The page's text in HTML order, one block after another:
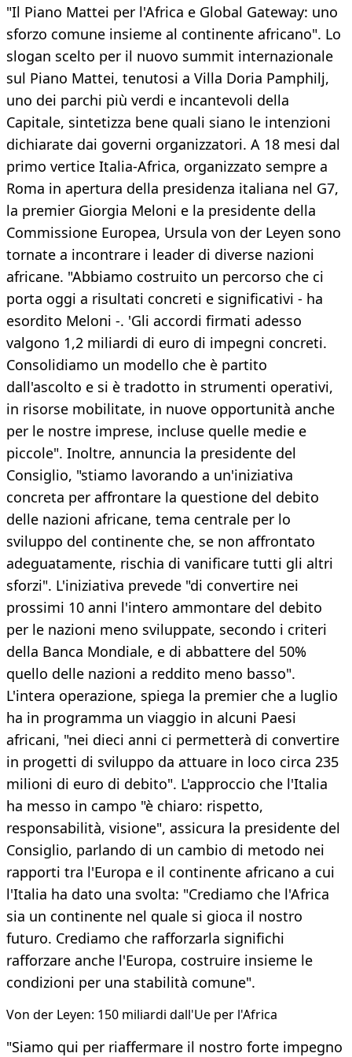
"Il Piano Mattei per l'Africa e Global Gateway: uno
sforzo comune insieme al continente africano". Lo
slogan scelto per il nuovo summit internazionale
sul Piano Mattei, tenutosi a Villa Doria Pamphilj,
uno dei parchi più verdi e incantevoli della
Capitale, sintetizza bene quali siano le intenzioni
dichiarate dai governi organizzatori. A 18 mesi dal
primo vertice Italia-Africa, organizzato sempre a
Roma in apertura della presidenza italiana nel G7,
la premier Giorgia Meloni e la presidente della
Commissione Europea, Ursula von der Leyen sono
tornate a incontrare i leader di diverse nazioni
africane. "Abbiamo costruito un percorso che ci
porta oggi a risultati concreti e significativi - ha
esordito Meloni -. 'Gli accordi firmati adesso
valgono 1,2 miliardi di euro di impegni concreti.
Consolidiamo un modello che è partito
dall'ascolto e si è tradotto in strumenti operativi,
in risorse mobilitate, in nuove opportunità anche
per le nostre imprese, incluse quelle medie e
piccole". Inoltre, annuncia la presidente del
Consiglio, "stiamo lavorando a un'iniziativa
concreta per affrontare la questione del debito
delle nazioni africane, tema centrale per lo
sviluppo del continente che, se non affrontato
adeguatamente, rischia di vanificare tutti gli altri
sforzi". L'iniziativa prevede "di convertire nei
prossimi 10 anni l'intero ammontare del debito
per le nazioni meno sviluppate, secondo i criteri
della Banca Mondiale, e di abbattere del 50%
quello delle nazioni a reddito meno basso".
L'intera operazione, spiega la premier che a luglio
ha in programma un viaggio in alcuni Paesi
africani, "nei dieci anni ci permetterà di convertire
in progetti di sviluppo da attuare in loco circa 235
milioni di euro di debito". L'approccio che l'Italia
ha messo in campo "è chiaro: rispetto,
responsabilità, visione", assicura la presidente del
Consiglio, parlando di un cambio di metodo nei
rapporti tra l'Europa e il continente africano a cui
l'Italia ha dato una svolta: "Crediamo che l'Africa
sia un continente nel quale si gioca il nostro
futuro. Crediamo che rafforzarla significhi
rafforzare anche l'Europa, costruire insieme le
condizioni per una stabilità comune".
Von der Leyen: 150 miliardi dall'Ue per l'Africa
"Siamo qui per riaffermare il nostro forte impegno